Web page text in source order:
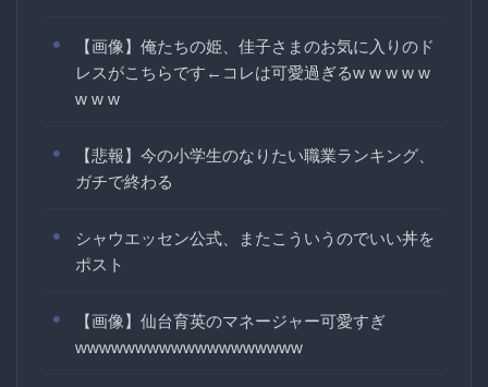
【画像】俺たちの姫、佳子さまのお気に入りのド
レスがこちらです←コレは可愛過ぎるw w w w w
w w w
【悲報】今の小学生のなりたい職業ランキング、
ガチで終わる
シャウエッセン公式、またこういうのでいい丼を
ポスト
【画像】仙台育英のマネージャー可愛すぎ
wwwwwwwwwwwwwwwwwww